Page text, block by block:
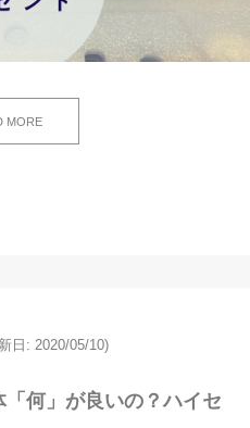
MORE
日: 2020/05/10)
何」が良いの？ハイセ